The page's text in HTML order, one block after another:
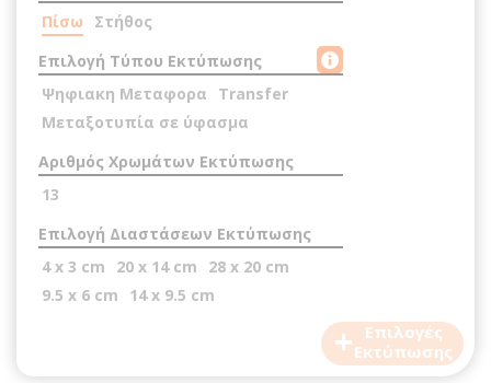
+
Επιλογές
Εκτύπωσης
Πίσω
Στήθος
Επιλογή Τύπου Εκτύπωσης
Ψηφιακη Μεταφορα
Transfer
Μεταξοτυπία σε ύφασμα
Αριθμός Χρωμάτων Εκτύπωσης
13
Επιλογή Διαστάσεων Εκτύπωσης
4 x 3 cm
20 x 14 cm
28 x 20 cm
9.5 x 6 cm
14 x 9.5 cm